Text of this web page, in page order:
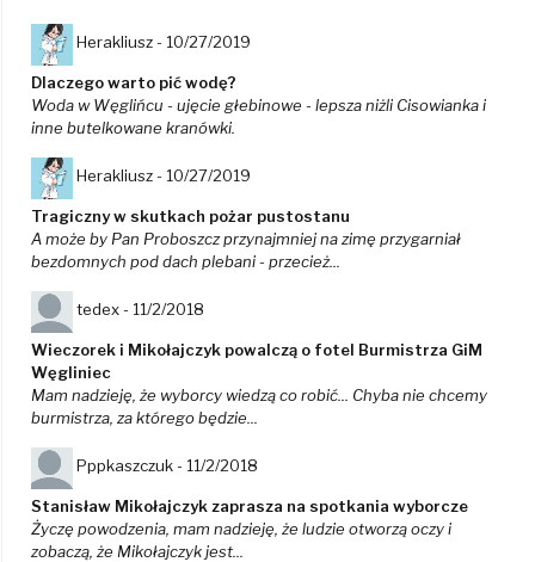
Herakliusz - 10/27/2019
Dlaczego warto pić wodę?
Woda w Węglińcu - ujęcie głebinowe - lepsza niżli Cisowianka i
inne butelkowane kranówki.
Herakliusz - 10/27/2019
Tragiczny w skutkach pożar pustostanu
A może by Pan Proboszcz przynajmniej na zimę przygarniał
bezdomnych pod dach plebani - przecież...
tedex - 11/2/2018
Wieczorek i Mikołajczyk powalczą o fotel Burmistrza GiM
Węgliniec
Mam nadzieję, że wyborcy wiedzą co robić... Chyba nie chcemy
burmistrza, za którego będzie...
Pppkaszczuk - 11/2/2018
Stanisław Mikołajczyk zaprasza na spotkania wyborcze
Życzę powodzenia, mam nadzieję, że ludzie otworzą oczy i
zobaczą, że Mikołajczyk jest...